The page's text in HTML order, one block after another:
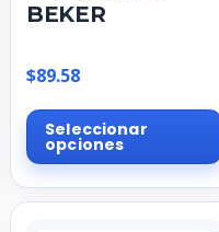
BEKER
$89.58
Seleccionar
opciones